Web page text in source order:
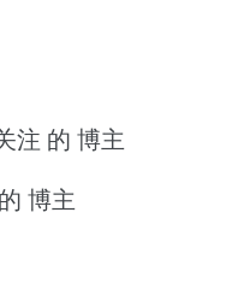
注 的 博主
博主